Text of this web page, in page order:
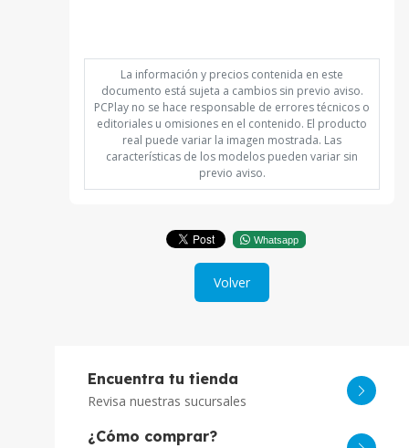
La información y precios contenida en este
documento está sujeta a cambios sin previo aviso.
PCPlay no se hace responsable de errores técnicos o
editoriales u omisiones en el contenido. El producto
real puede variar la imagen mostrada. Las
características de los modelos pueden variar sin
previo aviso.
Whatsapp
Volver
Encuentra tu tienda
Revisa nuestras sucursales
¿Cómo comprar?